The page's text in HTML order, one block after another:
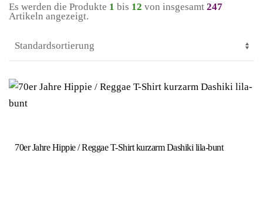
Es werden die Produkte 1 bis 12 von insgesamt 247
Artikeln angezeigt.
70er Jahre Hippie / Reggae T-Shirt kurzarm Dashiki lila-bunt